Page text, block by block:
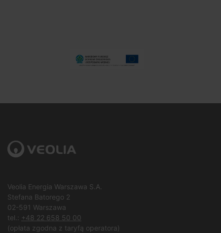
Veolia Energia Warszawa S.A.
Stefana Batorego 2
02-591 Warszawa
tel.: +48 22 658 50 00
(opłata zgodna z taryfą operatora)